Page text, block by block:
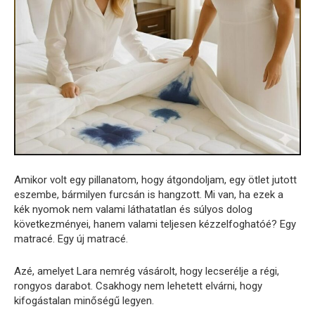
Amikor volt egy pillanatom, hogy átgondoljam, egy ötlet jutott
eszembe, bármilyen furcsán is hangzott. Mi van, ha ezek a
kék nyomok nem valami láthatatlan és súlyos dolog
következményei, hanem valami teljesen kézzelfoghatóé? Egy
matracé. Egy új matracé.
Azé, amelyet Lara nemrég vásárolt, hogy lecserélje a régi,
rongyos darabot. Csakhogy nem lehetett elvárni, hogy
kifogástalan minőségű legyen.